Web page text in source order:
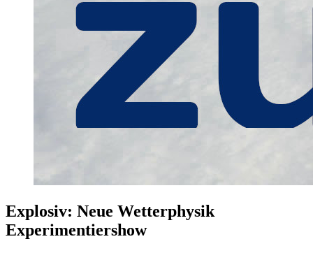
Explosiv: Neue Wetterphysik
Experimentiershow